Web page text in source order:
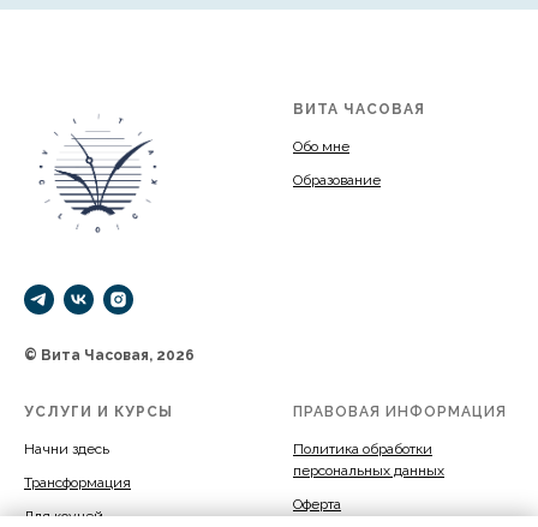
© Вита Часовая, 2026
ВИТА ЧАСОВАЯ
Обо мне
Образование
УСЛУГИ И КУРСЫ
Начни здесь
Трансформация
Для коучей
ПРАВОВАЯ ИНФОРМАЦИЯ
Политика обработки
персональных данных
Оферта